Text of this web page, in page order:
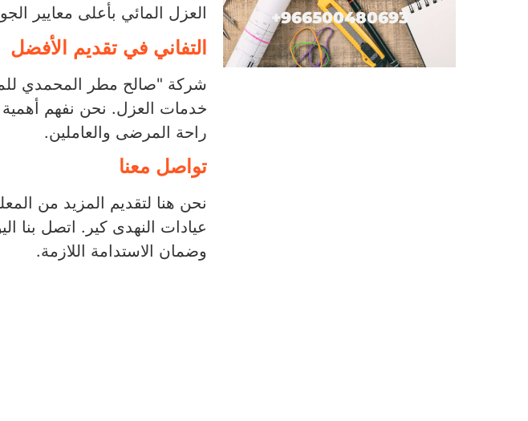
966500480693+
العزل المائي بأعلى معايير
التفاني في تقديم الأفضل
شركة "صالح مطر المحمدي
خدمات العزل. نحن نفهم أهمية
راحة المرضى والعاملين.
تواصل معنا
نحن هنا لتقديم المزيد من
عيادات النهدى كير. اتصل بنا
وضمان الاستدامة اللازمة.